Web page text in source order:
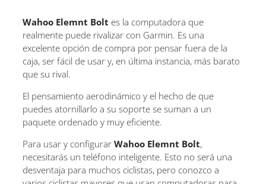
Wahoo Elemnt Bolt es la computadora que
realmente puede rivalizar con Garmin. Es una
excelente opción de compra por pensar fuera de la
caja, ser fácil de usar y, en última instancia, más barato
que su rival.
El pensamiento aerodinámico y el hecho de que
puedes atornillarlo a su soporte se suman a un
paquete ordenado y muy eficiente.
Para usar y configurar Wahoo Elemnt Bolt,
necesitarás un teléfono inteligente. Esto no será una
desventaja para muchos ciclistas, pero conozco a